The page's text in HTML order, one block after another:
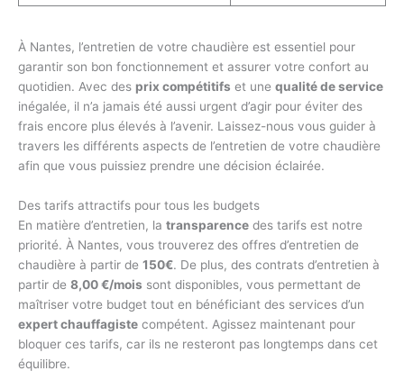
À Nantes, l’entretien de votre chaudière est essentiel pour
garantir son bon fonctionnement et assurer votre confort au
quotidien. Avec des prix compétitifs et une qualité de service
inégalée, il n’a jamais été aussi urgent d’agir pour éviter des
frais encore plus élevés à l’avenir. Laissez-nous vous guider à
travers les différents aspects de l’entretien de votre chaudière
afin que vous puissiez prendre une décision éclairée.
Des tarifs attractifs pour tous les budgets
En matière d’entretien, la transparence des tarifs est notre
priorité. À Nantes, vous trouverez des offres d’entretien de
chaudière à partir de 150€. De plus, des contrats d’entretien à
partir de 8,00 €/mois sont disponibles, vous permettant de
maîtriser votre budget tout en bénéficiant des services d’un
expert chauffagiste compétent. Agissez maintenant pour
bloquer ces tarifs, car ils ne resteront pas longtemps dans cet
équilibre.